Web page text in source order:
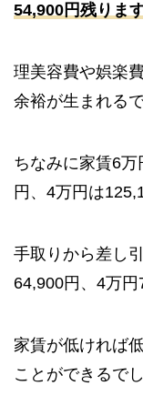
54,900円残りま
理美容費や娯楽
余裕が生まれる
ちなみに家賃6
円、4万円は
手取りから差し
64,900円、4万円
家賃が低ければ
ことができるでし